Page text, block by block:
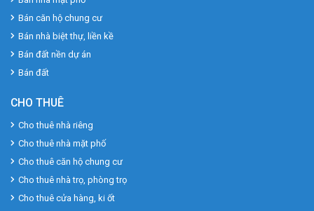
Bán căn hộ chung cư
Bán nhà biệt thự, liền kề
Bán đất nền dự án
Bán đất
CHO THUÊ
Cho thuê nhà riêng
Cho thuê nhà mặt phố
Cho thuê căn hộ chung cư
Cho thuê nhà trọ, phòng trọ
Cho thuê cửa hàng, ki ốt